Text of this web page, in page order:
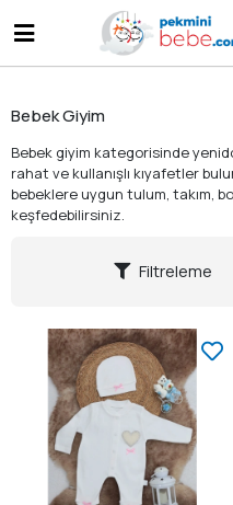
Bebek Giyim
Bebek giyim kategorisinde
rahat ve kullanışlı kıyafetler
bebeklere uygun tulum, takım,
keşfedebilirsiniz.
Filtreleme